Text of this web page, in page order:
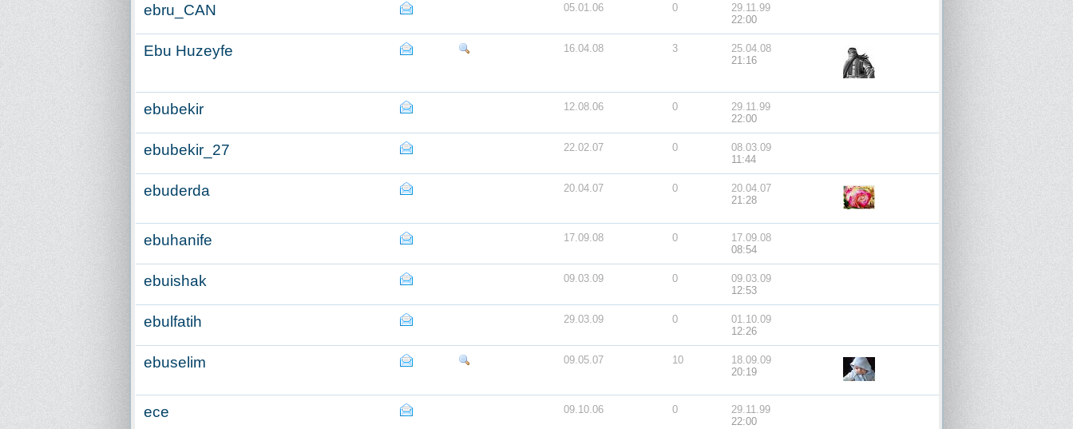
ebru_CAN 05.01.06 0
29.11.99
22:00
Ebu Huzeyfe 16.04.08 3
25.04.08
21:16
ebubekir 12.08.06 0
29.11.99
22:00
ebubekir_27 22.02.07 0
08.03.09
11:44
ebuderda 20.04.07 0
20.04.07
21:28
ebuhanife 17.09.08 0
17.09.08
08:54
ebuishak 09.03.09 0
09.03.09
12:53
ebulfatih 29.03.09 0
01.10.09
12:26
ebuselim 09.05.07 10
18.09.09
20:19
ece 09.10.06 0
29.11.99
22:00